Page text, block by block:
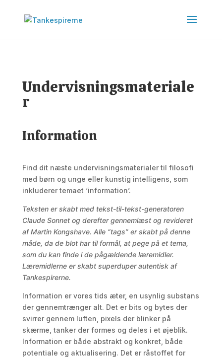
Undervisningsmateriale
r
Information
Find dit næste undervisningsmaterialer til filosofi
med børn og unge eller kunstig intelligens, som
inkluderer temaet ‘information’.
Teksten er skabt med tekst-til-tekst-generatoren
Claude Sonnet og derefter gennemlæst og revideret
af Martin Kongshave. Alle “tags” er skabt på denne
måde, da de blot har til formål, at pege på et tema,
som du kan finde i de pågældende læremidler.
Læremidlerne er skabt superduper autentisk af
Tankespirerne.
Information er vores tids æter, en usynlig substans
der gennemtrænger alt. Det er bits og bytes der
svirrer gennem luften, pixels der blinker på
skærme, tanker der formes og deles i et øjeblik.
Information er både abstrakt og konkret, både
potentiale og aktualisering. Det er råstoffet for